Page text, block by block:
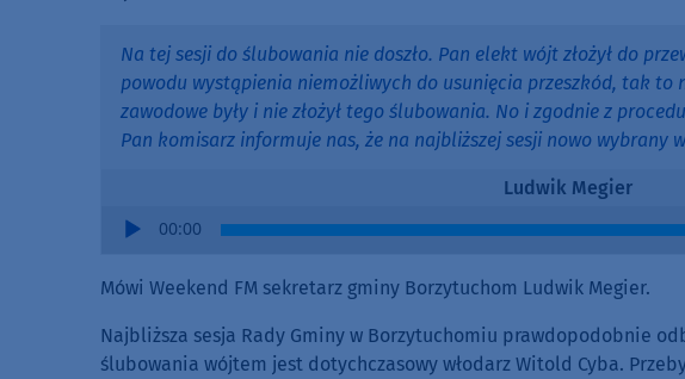
Na tej sesji do ślubowania nie doszło. Pan elekt wójt złożył do
powodu wystąpienia niemożliwych do usunięcia przeszkód, tak to
zawodowe były i nie złożył tego ślubowania. No i zgodnie z
Pan komisarz informuje nas, że na najbliższej sesji nowo wybrany
Ludwik Megier
Audio
00:00
Mówi Weekend FM sekretarz gminy Borzytuchom Ludwik Megier.
Najbliższa sesja Rady Gminy w Borzytuchomiu prawdopodobnie
ślubowania wójtem jest dotychczasowy włodarz Witold Cyba.